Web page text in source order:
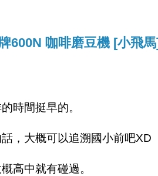
600N 咖啡磨豆機 [小飛
時間挺早的。
，大概可以追溯國小前吧XD
高中就有碰過。